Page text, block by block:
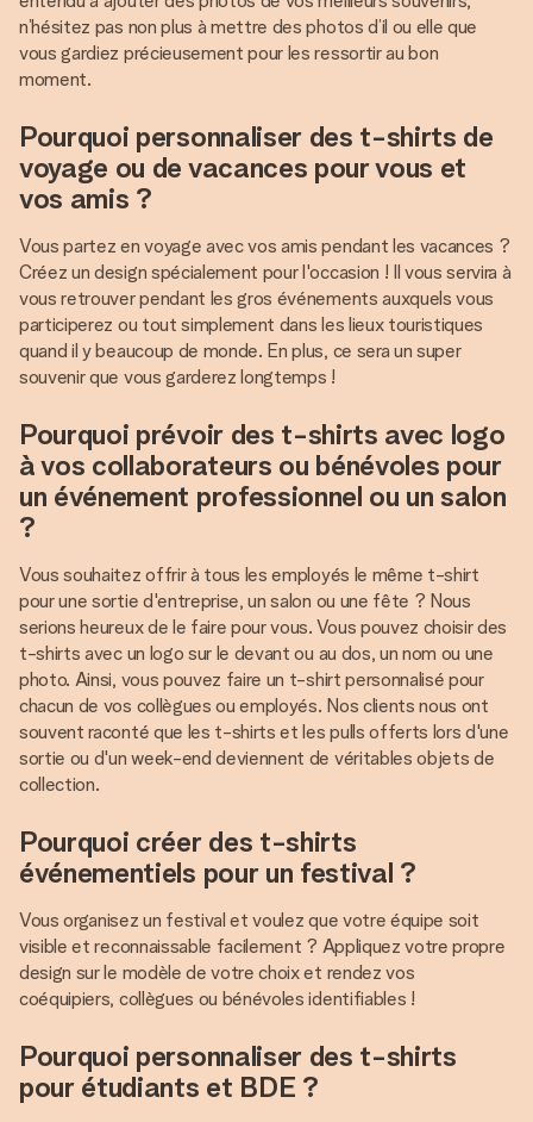
n’hésitez pas non plus à mettre des photos d’il ou elle que
vous gardiez précieusement pour les ressortir au bon
moment.
Pourquoi personnaliser des t-shirts de
voyage ou de vacances pour vous et
vos amis ?
Vous partez en voyage avec vos amis pendant les vacances ?
Créez un design spécialement pour l'occasion ! Il vous servira à
vous retrouver pendant les gros événements auxquels vous
participerez ou tout simplement dans les lieux touristiques
quand il y beaucoup de monde. En plus, ce sera un super
souvenir que vous garderez longtemps !
Pourquoi prévoir des t-shirts avec logo
à vos collaborateurs ou bénévoles pour
un événement professionnel ou un salon
?
Vous souhaitez offrir à tous les employés le même t-shirt
pour une sortie d'entreprise, un salon ou une fête ? Nous
serions heureux de le faire pour vous. Vous pouvez choisir des
t-shirts avec un logo sur le devant ou au dos, un nom ou une
photo. Ainsi, vous pouvez faire un t-shirt personnalisé pour
chacun de vos collègues ou employés. Nos clients nous ont
souvent raconté que les t-shirts et les pulls offerts lors d'une
sortie ou d'un week-end deviennent de véritables objets de
collection.
Pourquoi créer des t-shirts
événementiels pour un festival ?
Vous organisez un festival et voulez que votre équipe soit
visible et reconnaissable facilement ? Appliquez votre propre
design sur le modèle de votre choix et rendez vos
coéquipiers, collègues ou bénévoles identifiables !
Pourquoi personnaliser des t-shirts
pour étudiants et BDE ?